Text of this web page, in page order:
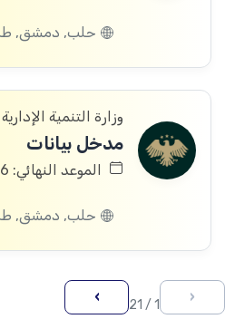
وزارة التنمية الإدارية
مدخل بيانات
الموعد النهائي: 08/06/2026
‹
1 / 21
›